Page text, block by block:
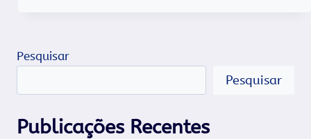
Pesquisar
Pesquisar
Publicações Recentes